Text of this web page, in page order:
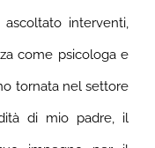
interventi,
come psicologa e
tornata nel settore
di mio padre, il